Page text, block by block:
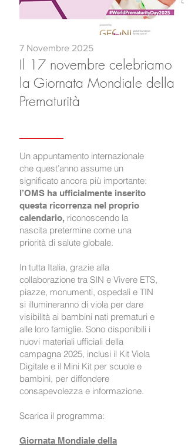
7 Novembre 2025
Il 17 novembre celebriamo
la Giornata Mondiale della
Prematurità
Un appuntamento internazionale
che quest’anno assume un
significato ancora più importante:
l’OMS ha ufficialmente inserito
questa ricorrenza nel proprio
calendario, riconoscendo la
nascita pretermine come una
priorità di salute globale.
In tutta Italia, grazie alla
collaborazione tra SIN e Vivere ETS,
piazze, monumenti, ospedali e TIN
si illumineranno di viola per dare
visibilità ai bambini nati prematuri e
alle loro famiglie. Sono disponibili i
nuovi materiali ufficiali della
campagna 2025, inclusi il Kit Viola
Digitale e il Mini Kit per scuole e
bambini, per diffondere
consapevolezza e informazione.
Scarica il programma:
Giornata Mondiale della